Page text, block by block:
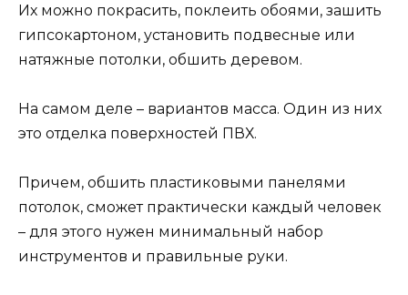
Их можно покрасить, поклеить обоями, зашить
гипсокартоном, установить подвесные или
натяжные потолки, обшить деревом.
На самом деле – вариантов масса. Один из них
это отделка поверхностей ПВХ.
Причем, обшить пластиковыми панелями
потолок, сможет практически каждый человек
– для этого нужен минимальный набор
инструментов и правильные руки.